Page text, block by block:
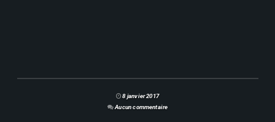
8 janvier 2017
Aucun commentaire